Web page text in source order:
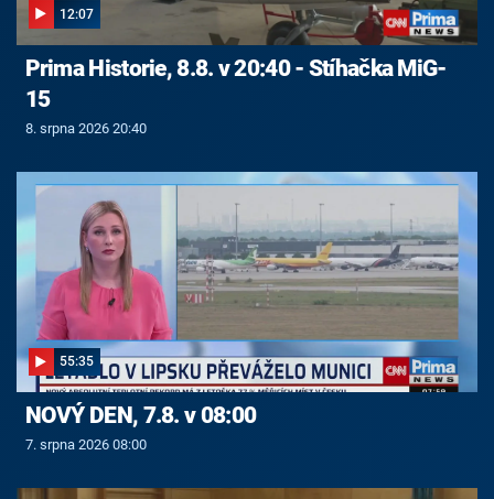
12:07
Prima Historie, 8.8. v 20:40 - Stíhačka MiG-
15
8. srpna 2026 20:40
55:35
NOVÝ DEN, 7.8. v 08:00
7. srpna 2026 08:00